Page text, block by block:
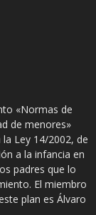
«Normas de
de menores»
Ley 14/2002, de
a la infancia en
padres que lo
El miembro
plan es Álvaro